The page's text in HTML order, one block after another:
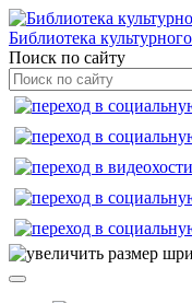
Библиотека
Поиск по сайту